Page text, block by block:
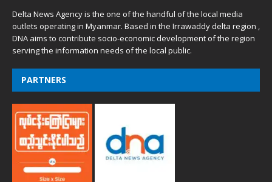
Delta News Agency is the one of the handful of the local media
outlets operating in Myanmar. Based in the Irrawaddy delta region ,
DNA aims to contribute socio-economic development of the region
serving the information needs of the local public.
PARTNERS